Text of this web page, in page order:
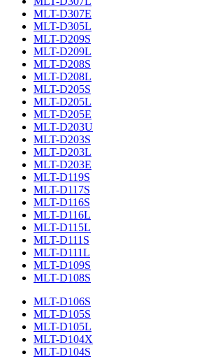
MLT-D307E
MLT-D305L
MLT-D209S
MLT-D209L
MLT-D208S
MLT-D208L
MLT-D205S
MLT-D205L
MLT-D205E
MLT-D203U
MLT-D203S
MLT-D203L
MLT-D203E
MLT-D119S
MLT-D117S
MLT-D116S
MLT-D116L
MLT-D115L
MLT-D111S
MLT-D111L
MLT-D109S
MLT-D108S
MLT-D106S
MLT-D105S
MLT-D105L
MLT-D104X
MLT-D104S